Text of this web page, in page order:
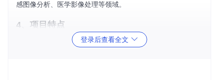
感图像分析、医学影像处理等领域。
4、项目特点
：项目提供TensorFlow和PyTorch两种深度学习框
登录后查看全文